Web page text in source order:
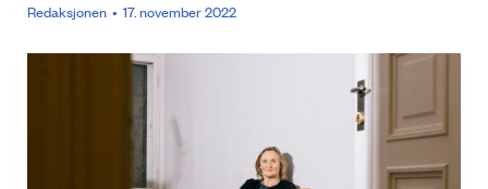
Redaksjonen 17. november 2022